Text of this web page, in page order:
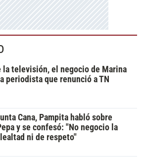
la televisión, el negocio de Marina
periodista que renunció a TN
Cana, Pampita habló sobre
y se confesó: "No negocio la
ni de respeto"